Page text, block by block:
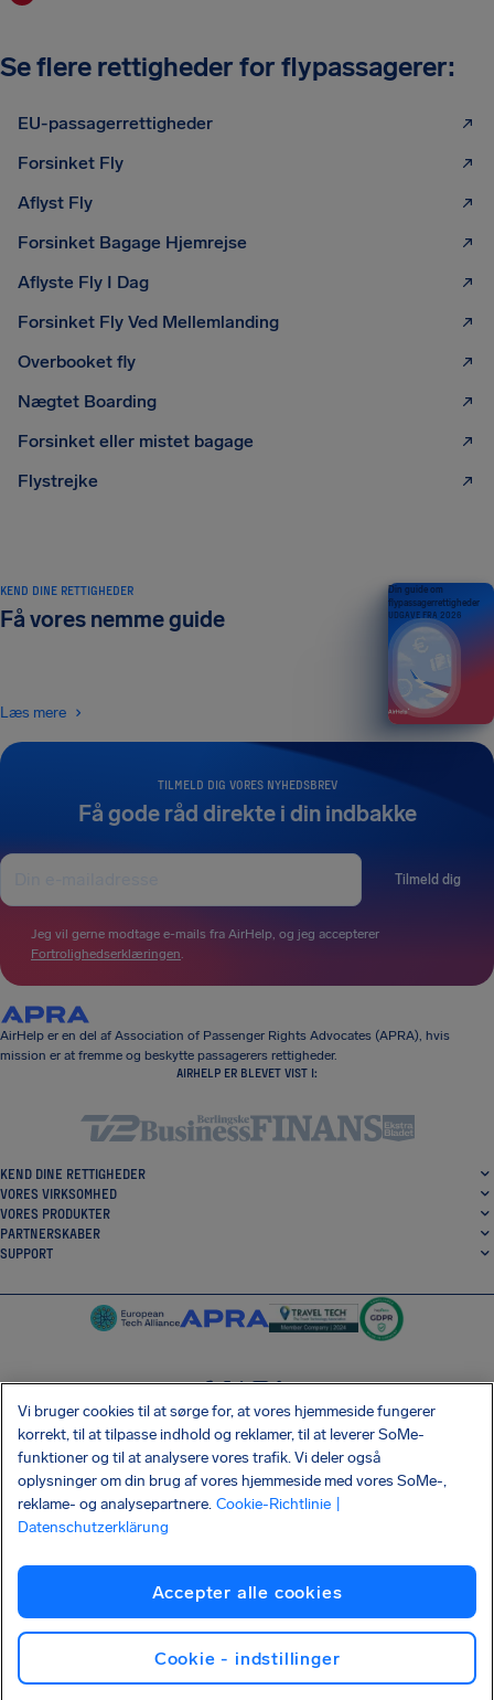
Se flere rettigheder for flypassagerer:
EU-passagerrettigheder
Forsinket Fly
Aflyst Fly
Forsinket Bagage Hjemrejse
Aflyste Fly I Dag
Forsinket Fly Ved Mellemlanding
Overbooket fly
Nægtet Boarding
Forsinket eller mistet bagage
Flystrejke
TILMELD DIG VORES NYHEDSBREV
Få gode råd direkte i din indbakke
Tilmeld dig
Jeg vil gerne modtage e-mails fra AirHelp, og jeg accepterer
Fortrolighedserklæringen.
KEND DINE RETTIGHEDER
Få vores nemme guide
Læs mere
Din guide om
flypassagerrettigheder
UDGAVE FRA 2026
AirHelp er en del af Association of Passenger Rights Advocates (APRA), hvis
mission er at fremme og beskytte passagerers rettigheder.
AIRHELP ER BLEVET VIST I:
KEND DINE RETTIGHEDER
VORES VIRKSOMHED
VORES PRODUKTER
PARTNERSKABER
SUPPORT
SocialFacebook
SocialTwitter
SocialInstagram
SocialLinkedin
HENT VORES GRATIS APP
Fortrolighedsbetingelser Cookies Aftryk
Shai-Hulud forsyningskædeangreb
Vi bruger cookies til at sørge for, at vores hjemmeside fungerer
korrekt, til at tilpasse indhold og reklamer, til at leverer SoMe-
funktioner og til at analysere vores trafik. Vi deler også
oplysninger om din brug af vores hjemmeside med vores SoMe-,
reklame- og analysepartnere. Cookie-Richtlinie
Datenschutzerklärung
Accepter alle cookies
Cookie - indstillinger